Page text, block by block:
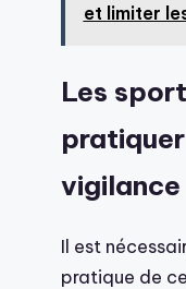
et limiter
Les
vigilance
Il est
pratique de